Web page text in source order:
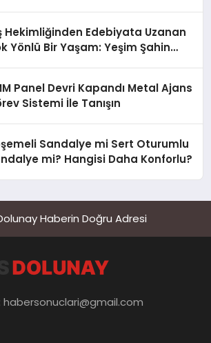
Hekimliğinden Edebiyata Uzanan
Yönlü Bir Yaşam: Yeşim Şahin
Panel Devri Kapandı Metal Ajans
Sistemi İle Tanışın
Sandalye mi Sert Oturumlu
mi? Hangisi Daha Konforlu?
Haberin Doğru Adresi
habersonuclari@gmail.com